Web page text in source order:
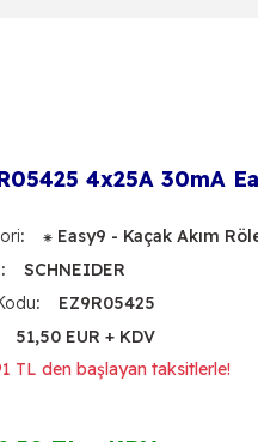
4x25A 30mA
⁕ Easy9 - Kaçak Akım
SCHNEIDER
EZ9R05425
51,50 EUR + KDV
TL den başlayan taksitlerle!